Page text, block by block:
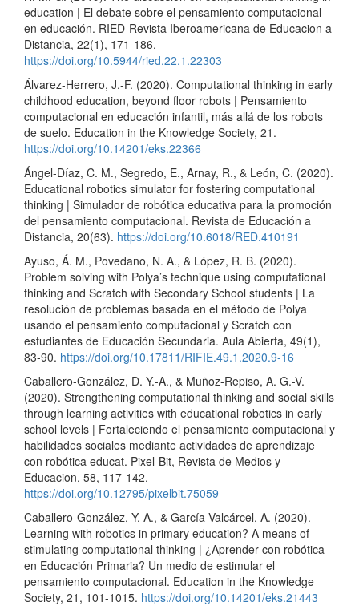
education | El debate sobre el pensamiento computacional
en educación. RIED-Revista Iberoamericana de Educacion a
Distancia, 22(1), 171-186.
https://doi.org/10.5944/ried.22.1.22303
Álvarez-Herrero, J.-F. (2020). Computational thinking in early
childhood education, beyond floor robots | Pensamiento
computacional en educación infantil, más allá de los robots
de suelo. Education in the Knowledge Society, 21.
https://doi.org/10.14201/eks.22366
Ángel-Díaz, C. M., Segredo, E., Arnay, R., & León, C. (2020).
Educational robotics simulator for fostering computational
thinking | Simulador de robótica educativa para la promoción
del pensamiento computacional. Revista de Educación a
Distancia, 20(63). https://doi.org/10.6018/RED.410191
Ayuso, Á. M., Povedano, N. A., & López, R. B. (2020).
Problem solving with Polya’s technique using computational
thinking and Scratch with Secondary School students | La
resolución de problemas basada en el método de Polya
usando el pensamiento computacional y Scratch con
estudiantes de Educación Secundaria. Aula Abierta, 49(1),
83-90. https://doi.org/10.17811/RIFIE.49.1.2020.9-16
Caballero-González, D. Y.-A., & Muñoz-Repiso, A. G.-V.
(2020). Strengthening computational thinking and social skills
through learning activities with educational robotics in early
school levels | Fortaleciendo el pensamiento computacional y
habilidades sociales mediante actividades de aprendizaje
con robótica educat. Pixel-Bit, Revista de Medios y
Educacion, 58, 117-142.
https://doi.org/10.12795/pixelbit.75059
Caballero-González, Y. A., & García-Valcárcel, A. (2020).
Learning with robotics in primary education? A means of
stimulating computational thinking | ¿Aprender con robótica
en Educación Primaria? Un medio de estimular el
pensamiento computacional. Education in the Knowledge
Society, 21, 101-1015. https://doi.org/10.14201/eks.21443